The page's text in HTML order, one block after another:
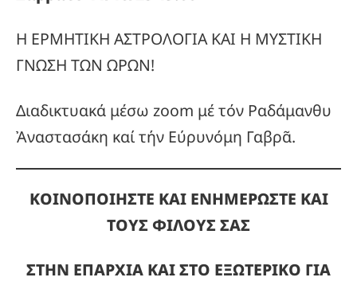
Η ΕΡΜΗΤΙΚΗ ΑΣΤΡΟΛΟΓΙΑ ΚΑΙ Η ΜΥΣΤΙΚΗ
ΓΝΩΣΗ ΤΩΝ ΩΡΩΝ!
Διαδικτυακά μέσω zoom μέ τόν Ραδάμανθυ
Ἀναστασάκη καί τήν Εύρυνόμη Γαβρᾶ.
ΚΟΙΝΟΠΟΙΗΣΤΕ ΚΑΙ ΕΝΗΜΕΡΩΣΤΕ ΚΑΙ
ΤΟΥΣ ΦΙΛΟΥΣ ΣΑΣ
ΣΤΗΝ ΕΠΑΡΧΙΑ ΚΑΙ ΣΤΟ ΕΞΩΤΕΡΙΚΟ ΓΙΑ